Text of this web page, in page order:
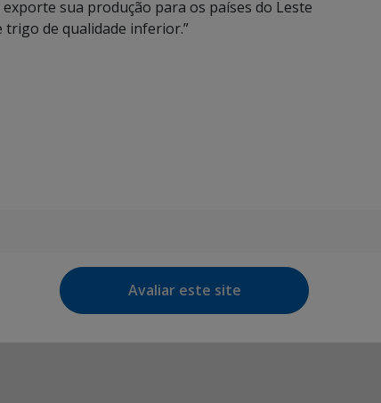
sua produção para os países do Leste
trigo de qualidade inferior.”
Avaliar este site